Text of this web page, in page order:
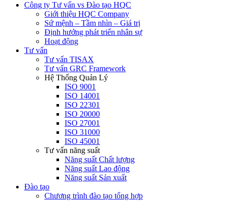
Công ty Tư vấn vs Đào tạo HQC
Giới thiệu HQC Company
Sứ mệnh – Tầm nhìn – Giá trị
Định hướng phát triển nhân sự
Hoạt động
Tư vấn
Tư vấn TISAX
Tư vấn GRC Framework
Hệ Thống Quản Lý
ISO 9001
ISO 14001
ISO 22301
ISO 20000
ISO 27001
ISO 31000
ISO 45001
Tư vấn năng suất
Năng suất Chất lượng
Năng suất Lao động
Năng suất Sản xuất
Đào tạo
Chương trình đào tạo tổng hợp